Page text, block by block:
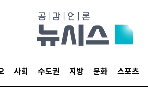
사회 수도권 지방 문화 스포츠